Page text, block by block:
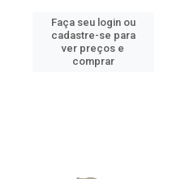
Faça seu login ou
cadastre-se para
ver preços e
comprar